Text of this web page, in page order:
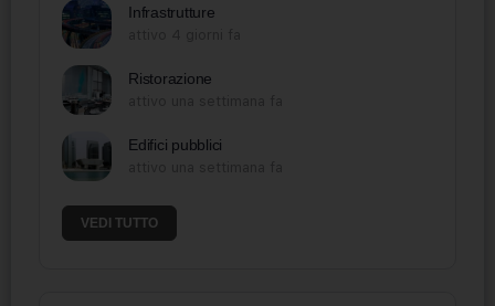
Infrastrutture
Ristorazione
Edifici pubblici
VEDI TUTTO